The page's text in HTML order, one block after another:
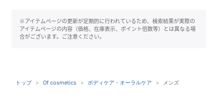
※アイテムページの更新が定期的に行われているため、検索結果が実際の
アイテムページの内容（価格、在庫表示、ポイント倍数等）とは異なる場
合がございます。ご注意ください。
トップ Of cosmetics ボディケア・オーラルケア メンズ